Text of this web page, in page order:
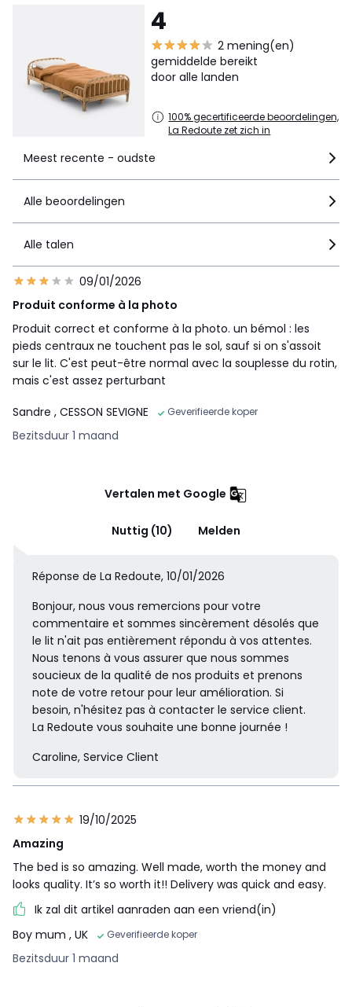
4
2 mening(en)
gemiddelde bereikt
door alle landen
100% gecertificeerde beoordelingen,
La Redoute zet zich in
Meest recente - oudste
Alle beoordelingen
Alle talen
09/01/2026
Produit conforme à la photo
Produit correct et conforme à la photo. un bémol : les
pieds centraux ne touchent pas le sol, sauf si on s'assoit
sur le lit. C'est peut-être normal avec la souplesse du rotin,
mais c'est assez perturbant
Sandre , CESSON SEVIGNE Geverifieerde koper
Bezitsduur 1 maand
Vertalen met Google
Nuttig (10) Melden
Réponse de La Redoute, 10/01/2026
Bonjour, nous vous remercions pour votre
commentaire et sommes sincèrement désolés que
le lit n'ait pas entièrement répondu à vos attentes.
Nous tenons à vous assurer que nous sommes
soucieux de la qualité de nos produits et prenons
note de votre retour pour leur amélioration. Si
besoin, n'hésitez pas à contacter le service client.
La Redoute vous souhaite une bonne journée !
Caroline, Service Client
19/10/2025
Amazing
The bed is so amazing. Well made, worth the money and
looks quality. It’s so worth it!! Delivery was quick and easy.
Ik zal dit artikel aanraden aan een vriend(in)
Boy mum , UK Geverifieerde koper
Bezitsduur 1 maand